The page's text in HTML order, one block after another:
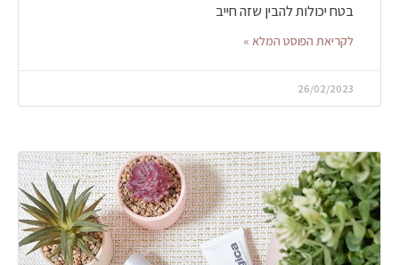
בטח יכולות להבין שזה חייב
לקריאת הפוסט המלא »
26/02/2023